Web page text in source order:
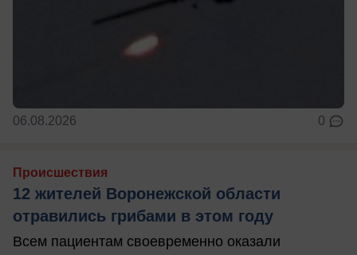
06.08.2026 0
Происшествия
12 жителей Воронежской области
отравились грибами в этом году
Всем пациентам своевременно оказали